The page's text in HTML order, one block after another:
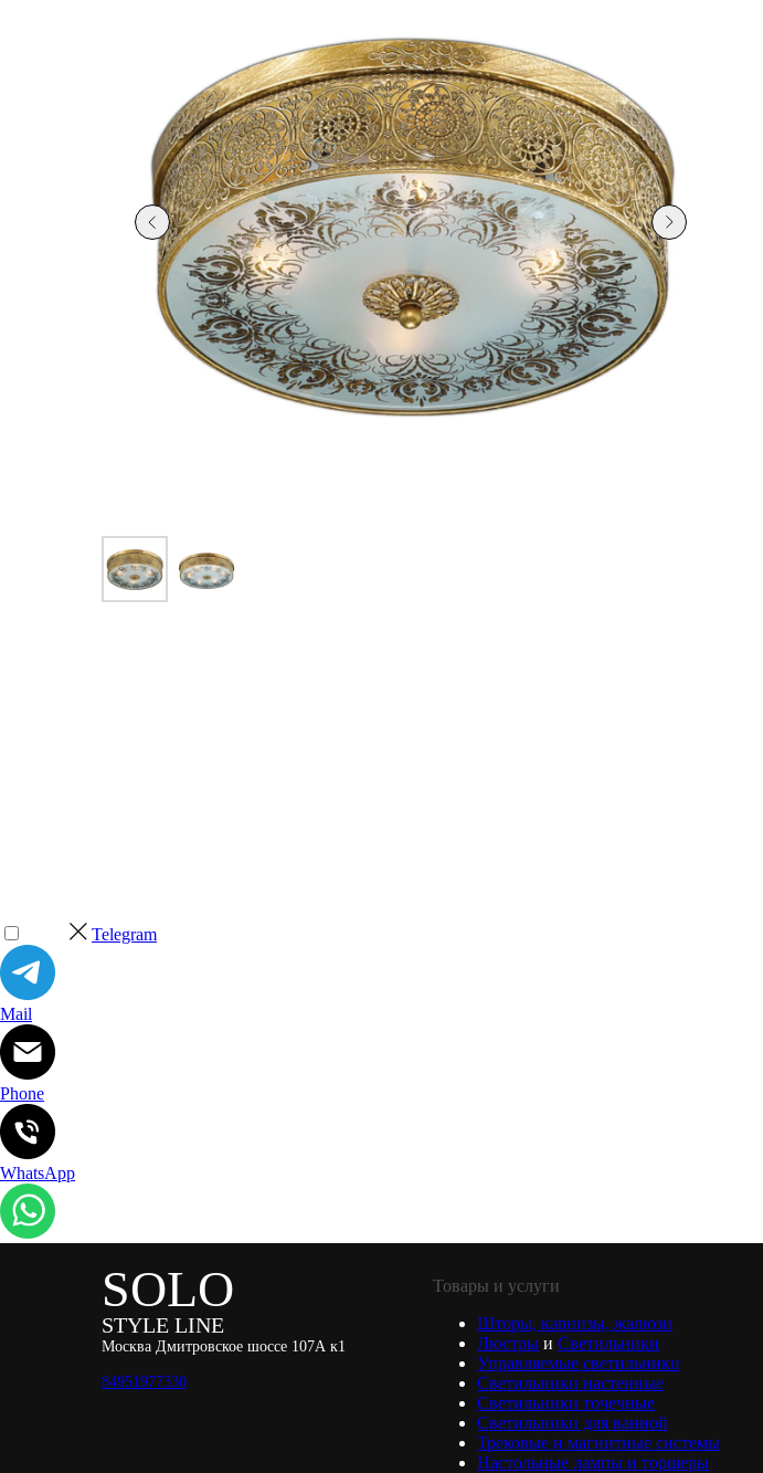
Telegram
Mail
Phone
WhatsApp
SOLO
STYLE LINE
Москва Дмитровское шоссе 107А к1
84951977330
Товары и услуги
Шторы, карнизы, жалюзи
Люстры и Светильники
Управляемые светильники
Светильники настенные
Светильники точечные
Светильники для ванной
Трековые и магнитные системы
Настольные лампы и торшеры